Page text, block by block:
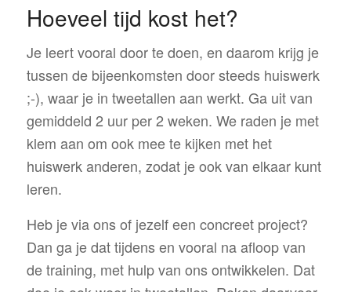
Hoeveel tijd kost het?
Je leert vooral door te doen, en daarom krijg je
tussen de bijeenkomsten door steeds huiswerk
;-), waar je in tweetallen aan werkt. Ga uit van
gemiddeld 2 uur per 2 weken. We raden je met
klem aan om ook mee te kijken met het
huiswerk anderen, zodat je ook van elkaar kunt
leren.
Heb je via ons of jezelf een concreet project?
Dan ga je dat tijdens en vooral na afloop van
de training, met hulp van ons ontwikkelen. Dat